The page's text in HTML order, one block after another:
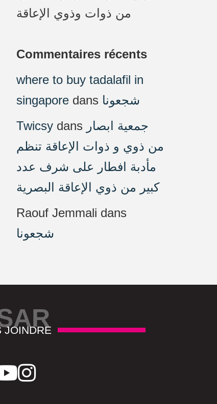
من ذوات وذوي الإعاقة
Commentaires récents
where to buy tadalafil in
singapore dans شجعونا
Twicsy dans جمعية ابصار
من ذوي و ذوات الإعاقة تنظم
مأدبة افطار على شرف عدد
كبير من ذوي الإعاقة البصرية
Raouf Jemmali dans
شجعونا
JOINDRE